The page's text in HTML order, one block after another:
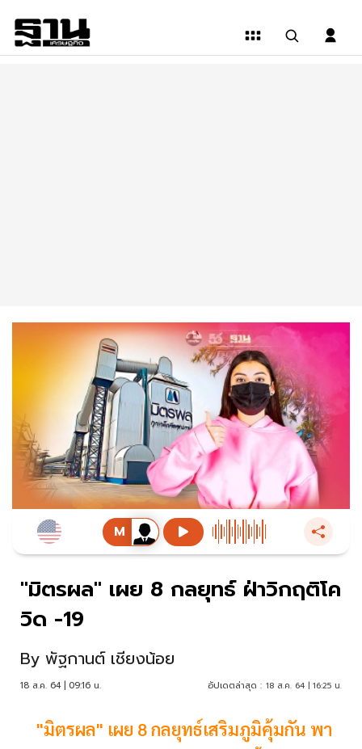
"มิตรผล" เผย 8 กลยุทธ์ ฝ่าวิกฤติโค
วิด -19
By พัฐกานต์ เชียงน้อย
18 ส.ค. 64 | 09:16 น. อัปเดตล่าสุด : 18 ส.ค. 64 | 16:25 น.
"มิตรผล" เผย 8 กลยุทธ์เสริมภูมิคุ้มกัน พา